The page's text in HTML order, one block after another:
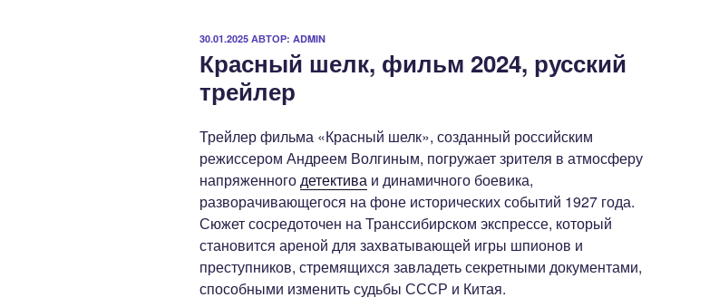
ОПУБЛИКОВАНО
30.01.2025 АВТОР: ADMIN
Красный шелк, фильм 2024, русский
трейлер
Трейлер фильма «Красный шелк», созданный российским
режиссером Андреем Волгиным, погружает зрителя в атмосферу
напряженногодетектива и динамичного боевика,
разворачивающегося на фоне исторических событий 1927 года.
Сюжет сосредоточен на Транссибирском экспрессе, который
становится ареной для захватывающей игры шпионов и
преступников, стремящихся завладеть секретными документами,
способными изменить судьбы СССР и Китая.